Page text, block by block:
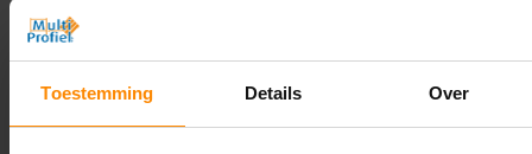
Toestemming Details Over